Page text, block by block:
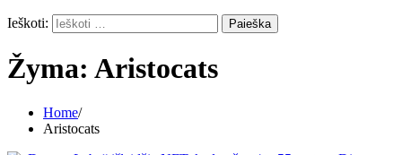
Ieškoti:
Žyma: Aristocats
Home
Aristocats